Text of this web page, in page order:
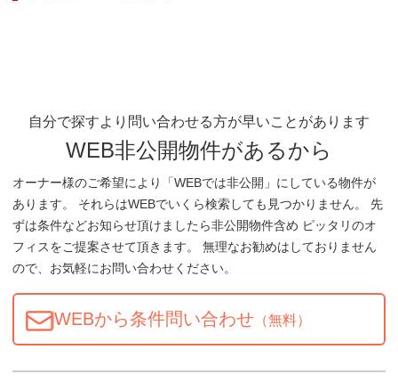
自分で探すより問い合わせる方が早いことがあります
WEB非公開物件があるから
オーナー様のご希望により「WEBでは非公開」にしている物件が
あります。 それらはWEBでいくら検索しても見つかりません。 先
ずは条件などお知らせ頂けましたら非公開物件含め ピッタリのオ
フィスをご提案させて頂きます。 無理なお勧めはしておりません
ので、お気軽にお問い合わせください。
WEBから条件問い合わせ （無料）